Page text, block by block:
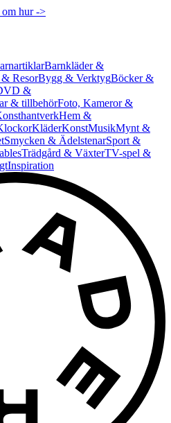
hur ->
Barnkläder &
ResorBygg & VerktygBöcker &
&
& tillbehörFoto, Kameror &
Hem &
KläderKonstMusikMynt &
Smycken & ÄdelstenarSport &
Trädgård & VäxterTV-spel &
Inspiration